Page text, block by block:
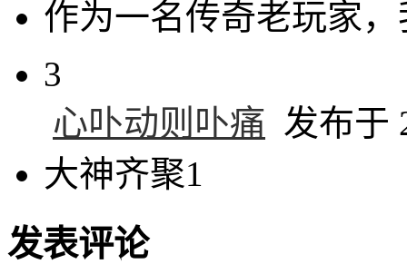
作为一名传奇老玩家
3
心卟动则卟痛 发布于
大神齐聚1
发表评论